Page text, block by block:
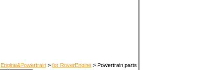
Engine&Powertrain > for RoverEngine > Powertrain parts